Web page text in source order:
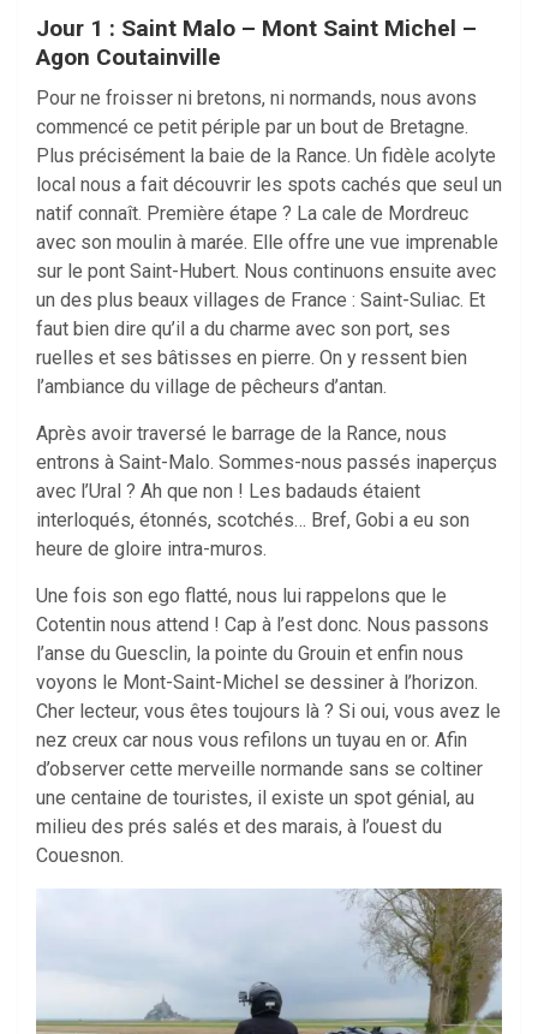
Jour 1 : Saint Malo – Mont Saint Michel –
Agon Coutainville
Pour ne froisser ni bretons, ni normands, nous avons
commencé ce petit périple par un bout de Bretagne.
Plus précisément la baie de la Rance. Un fidèle acolyte
local nous a fait découvrir les spots cachés que seul un
natif connaît. Première étape ? La cale de Mordreuc
avec son moulin à marée. Elle offre une vue imprenable
sur le pont Saint-Hubert. Nous continuons ensuite avec
un des plus beaux villages de France : Saint-Suliac. Et
faut bien dire qu’il a du charme avec son port, ses
ruelles et ses bâtisses en pierre. On y ressent bien
l’ambiance du village de pêcheurs d’antan.
Après avoir traversé le barrage de la Rance, nous
entrons à Saint-Malo. Sommes-nous passés inaperçus
avec l’Ural ? Ah que non ! Les badauds étaient
interloqués, étonnés, scotchés… Bref, Gobi a eu son
heure de gloire intra-muros.
Une fois son ego flatté, nous lui rappelons que le
Cotentin nous attend ! Cap à l’est donc. Nous passons
l’anse du Guesclin, la pointe du Grouin et enfin nous
voyons le Mont-Saint-Michel se dessiner à l’horizon.
Cher lecteur, vous êtes toujours là ? Si oui, vous avez le
nez creux car nous vous refilons un tuyau en or. Afin
d’observer cette merveille normande sans se coltiner
une centaine de touristes, il existe un spot génial, au
milieu des prés salés et des marais, à l’ouest du
Couesnon.